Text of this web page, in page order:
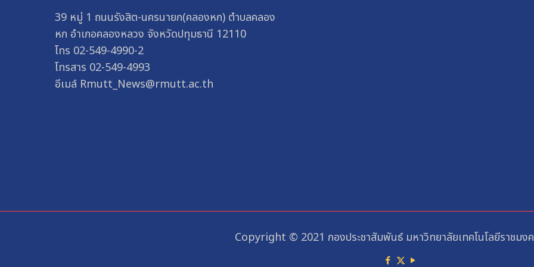
39 หมู่ 1 ถนนรังสิต-นครนายก(คลองหก) ตำบลคลอง
หก อำเภอคลองหลวง จังหวัดปทุมธานี 12110
โทร 02-549-4990-2
โทรสาร 02-549-4993
อีเมล์ Rmutt_News@rmutt.ac.th
Copyright © 2021 กองประชาสัมพันธ์ มหาวิทยาลัยเทคโนโลยีราชม